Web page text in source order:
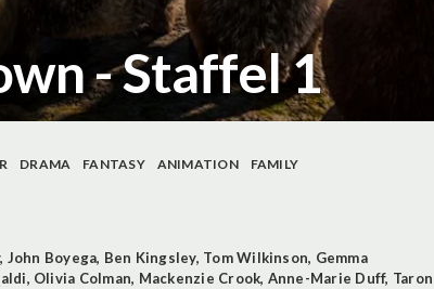
- Staffel 1
DRAMA FANTASY ANIMATION
FAMILY
, John Boyega, Ben Kingsley, Tom Wilkinson, Gemma
, Olivia Colman, Mackenzie Crook, Anne-Marie Duff, Taron